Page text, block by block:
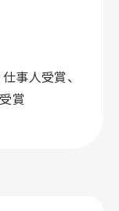
事人受賞、
賞